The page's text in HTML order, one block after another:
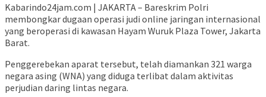
Kabarindo24jam.com | JAKARTA – Bareskrim Polri
membongkar dugaan operasi judi online jaringan internasional
yang beroperasi di kawasan Hayam Wuruk Plaza Tower, Jakarta
Barat.
Penggerebekan aparat tersebut, telah diamankan 321 warga
negara asing (WNA) yang diduga terlibat dalam aktivitas
perjudian daring lintas negara.